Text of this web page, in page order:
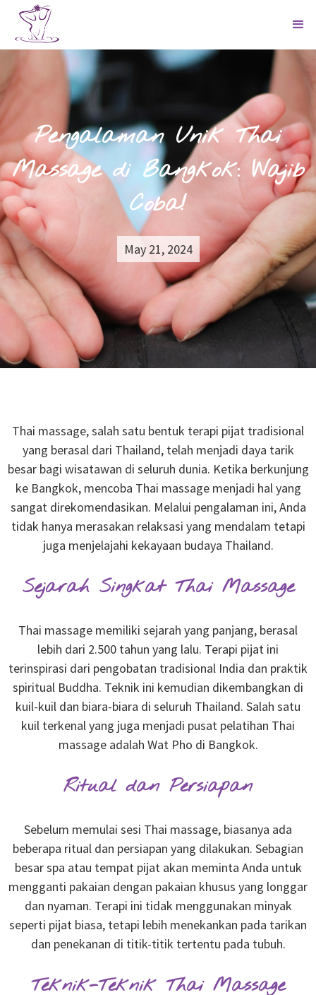
Pengalaman Unik Thai
Massage di Bangkok: Wajib
Coba!
May 21, 2024
Thai massage, salah satu bentuk terapi pijat tradisional
yang berasal dari Thailand, telah menjadi daya tarik
besar bagi wisatawan di seluruh dunia. Ketika berkunjung
ke Bangkok, mencoba Thai massage menjadi hal yang
sangat direkomendasikan. Melalui pengalaman ini, Anda
tidak hanya merasakan relaksasi yang mendalam tetapi
juga menjelajahi kekayaan budaya Thailand.
Sejarah Singkat Thai Massage
Thai massage memiliki sejarah yang panjang, berasal
lebih dari 2.500 tahun yang lalu. Terapi pijat ini
terinspirasi dari pengobatan tradisional India dan praktik
spiritual Buddha. Teknik ini kemudian dikembangkan di
kuil-kuil dan biara-biara di seluruh Thailand. Salah satu
kuil terkenal yang juga menjadi pusat pelatihan Thai
massage adalah Wat Pho di Bangkok.
Ritual dan Persiapan
Sebelum memulai sesi Thai massage, biasanya ada
beberapa ritual dan persiapan yang dilakukan. Sebagian
besar spa atau tempat pijat akan meminta Anda untuk
mengganti pakaian dengan pakaian khusus yang longgar
dan nyaman. Terapi ini tidak menggunakan minyak
seperti pijat biasa, tetapi lebih menekankan pada tarikan
dan penekanan di titik-titik tertentu pada tubuh.
Teknik-Teknik Thai Massage